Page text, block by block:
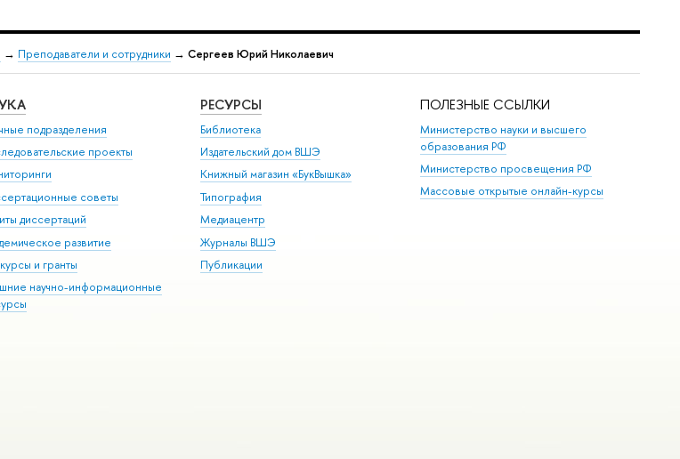
→ Преподаватели и сотрудники → Сергеев Юрий Николаевич
подразделения
проекты
советы
диссертаций
развитие
и гранты
научно-информационные
РЕСУРСЫ
Библиотека
Издательский дом ВШЭ
Книжный магазин «БукВышка»
Типография
Медиацентр
Журналы ВШЭ
Публикации
ПОЛЕЗНЫЕ ССЫЛКИ
Министерство науки и высшего
образования РФ
Министерство просвещения РФ
Массовые открытые онлайн-курсы